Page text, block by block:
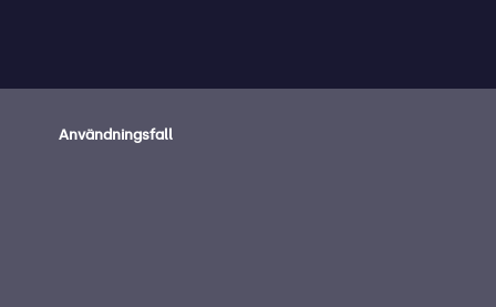
Användningsfall